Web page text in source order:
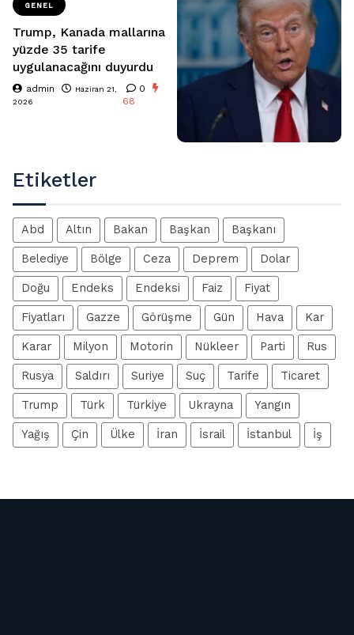
GENEL
Trump, Kanada mallarına
yüzde 35 tarife
uygulanacağını duyurdu
admin
Haziran 21,
2026
0
68
Etiketler
Abd Altın Bakan Başkan Başkanı
Belediye Bölge Ceza Deprem Dolar
Doğu Endeks Endeksi Faiz Fiyat
Fiyatları Gazze Görüşme Gün Hava Kar
Karar Milyon Motorin Nükleer Parti Rus
Rusya Saldırı Suriye Suç Tarife Ticaret
Trump Türk Türkiye Ukrayna Yangın
Yağış Çin Ülke İran İsrail İstanbul İş